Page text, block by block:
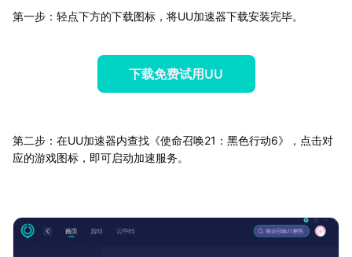
第一步：轻点下方的下载图标，将UU加速器下载安装完毕。
下载免费试用UU
第二步：在UU加速器内查找《使命召唤21：黑色行动6》，点击对
应的游戏图标，即可启动加速服务。